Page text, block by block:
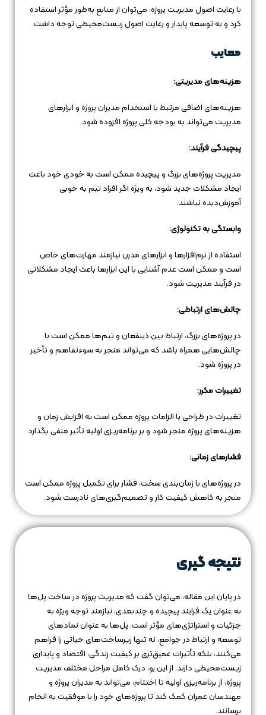
با رعایت اصول مدیریت پروژه، می‌توان از منابع به‌طور مؤثر استفاده
کرد و به توسعه پایدار و رعایت اصول زیست‌محیطی توجه داشت.
معایب
هزینه‌های مدیریتی:
هزینه‌های اضافی مرتبط با استخدام مدیرانپروژهو ابزارهای
مدیریت می‌تواند به بودجه کلی پروژه افزوده شود.
پیچیدگی فرآیند:
مدیریت پروژه‌های بزرگ و پیچیده ممکن است به خودی خود باعث
ایجاد مشکلات جدید شود، به ویژه اگر افراد تیم به خوبی
آموزش‌دیده نباشند.
وابستگی به تکنولوژی:
استفاده از نرم‌افزارها و ابزارهای مدرن نیازمند مهارت‌های خاص
است و ممکن است عدم آشنایی با این ابزارها باعث ایجاد مشکلاتی
در فرآیند مدیریت شود.
چالش‌های ارتباطی:
در پروژه‌های بزرگ، ارتباط بین ذینفعان و تیم‌ها ممکن است با
چالش‌هایی همراه باشد که می‌تواند منجر به سوءتفاهم و تأخیر
در پروژه شود.
تغییرات مکرر:
تغییرات در طراحی یا الزامات پروژه ممکن است به افزایش زمان و
هزینه‌های پروژه منجر شود و بر برنامه‌ریزی اولیه تأثیر منفی بگذارد.
فشارهای زمانی:
در پروژه‌های با زمان‌بندی سخت، فشار برای تکمیل پروژه ممکن است
منجر به کاهش کیفیت کار و تصمیم‌گیری‌های نادرست شود.
نتیجه گیری
در پایان این مقاله، می‌توان گفت که مدیریت پروژه در ساخت پل‌ها
به عنوان یک فرایند پیچیده و چندبعدی، نیازمند توجه ویژه به
جزئیات و استراتژی‌های مؤثر است. پل‌ها به عنوان نمادهای
توسعه و ارتباط در جوامع، نه تنها زیرساخت‌های حیاتی را فراهم
می‌کنند، بلکه تأثیرات عمیق‌تری بر کیفیت زندگی، اقتصاد و پایداری
زیست‌محیطی دارند. از این رو، درک کامل مراحل مختلف مدیریت
پروژه، از برنامه‌ریزی اولیه تا اختتام، می‌تواند به مدیران پروژه و
مهندسان عمران کمک کند تا پروژه‌های خود را با موفقیت به انجام
برسانند.